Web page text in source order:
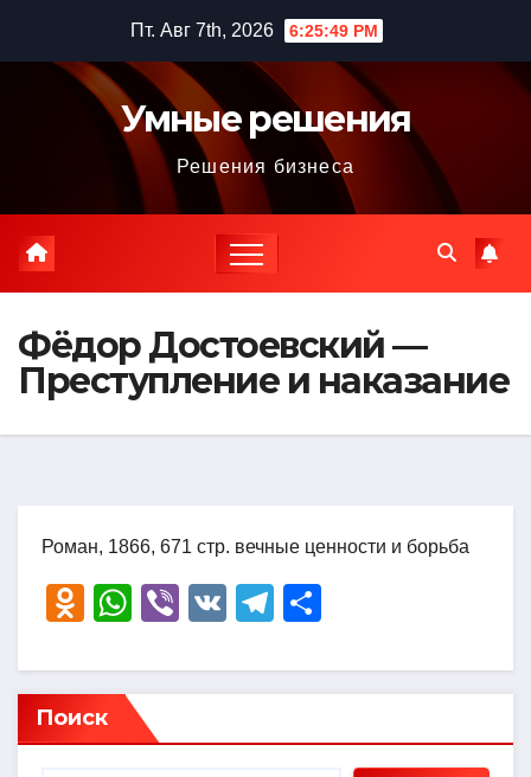
содержимому
Пт. Авг 7th, 2026 6:25:50 PM
Умные решения
Решения бизнеса
Фёдор Достоевский —
Преступление и наказание
Роман, 1866, 671 стр. вечные ценности и борьба
O
n
o
kl
W
at
s
A
Vi
er
V
T
e
a
р
в
Поиск